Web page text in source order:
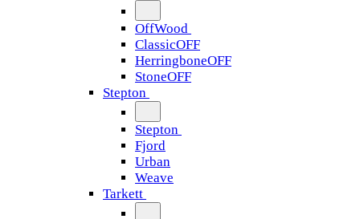
OffWood
ClassicOFF
HerringboneOFF
StoneOFF
Stepton
Stepton
Fjord
Urban
Weave
Tarkett